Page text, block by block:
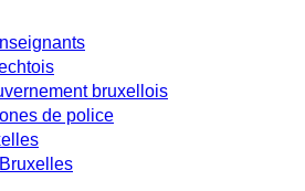
bruxellois
de police